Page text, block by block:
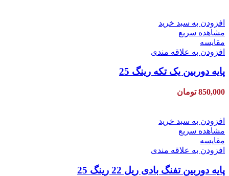
افزودن به سبد خرید
مشاهده سریع
مقایسه
افزودن به علاقه مندی
پایه دوربین یک تکه رینگ 25
850,000 تومان
افزودن به سبد خرید
مشاهده سریع
مقایسه
افزودن به علاقه مندی
پایه دوربین تفنگ بادی ریل 22 رینگ 25